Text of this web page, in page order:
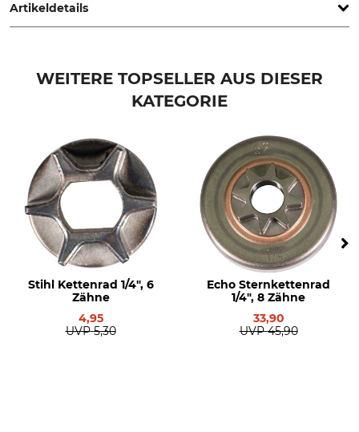
Artikeldetails
Sägenmarke
Sägenmodell
Husqvarna 351
Husqvarna 355
Husqvarna 340
Husqvarna 345
Husqvarna 346
Husqvarna 350
Husqvarna 353
Husqvarna 357
Husqvarna 359
Husqvarna 445
Nadellager
WEITERE TOPSELLER AUS DIESER
KATEGORIE
Stihl Kettenrad 1/4", 6
Zähne
4,95
UVP 5,30
Echo Sternkettenrad
1/4", 8 Zähne
33,90
UVP 45,90